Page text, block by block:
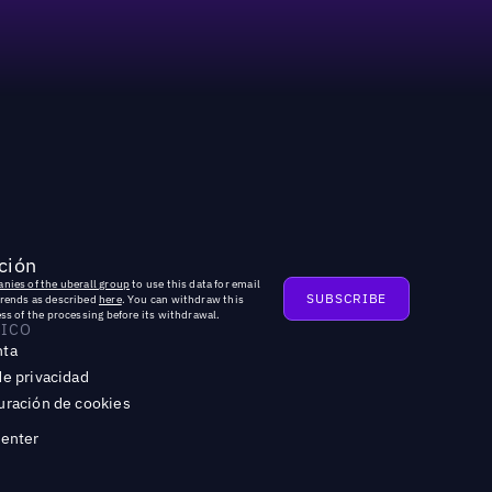
of the uberall groupto use this data for email
as described here. You can withdraw this
of the processing before its withdrawal.
privacidad
de cookies